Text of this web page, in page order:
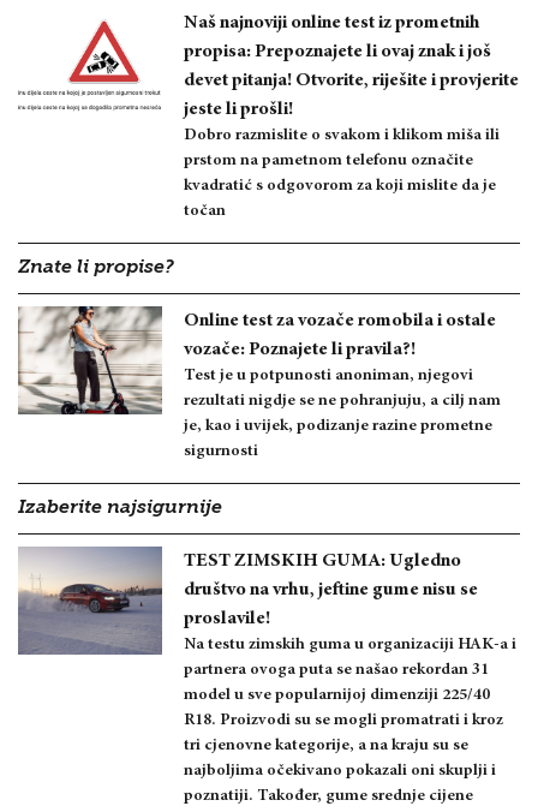
Naš najnoviji online test iz prometnih
propisa: Prepoznajete li ovaj znak i još
devet pitanja! Otvorite, riješite i provjerite
jeste li prošli!
Dobro razmislite o svakom i klikom miša ili
prstom na pametnom telefonu označite
kvadratić s odgovorom za koji mislite da je
točan
Znate li propise?
Online test za vozače romobila i ostale
vozače: Poznajete li pravila?!
Test je u potpunosti anoniman, njegovi
rezultati nigdje se ne pohranjuju, a cilj nam
je, kao i uvijek, podizanje razine prometne
sigurnosti
Izaberite najsigurnije
TEST ZIMSKIH GUMA: Ugledno
društvo na vrhu, jeftine gume nisu se
proslavile!
Na testu zimskih guma u organizaciji HAK-a i
partnera ovoga puta se našao rekordan 31
model u sve popularnijoj dimenziji 225/40
R18. Proizvodi su se mogli promatrati i kroz
tri cjenovne kategorije, a na kraju su se
najboljima očekivano pokazali oni skuplji i
poznatiji. Također, gume srednje cijene